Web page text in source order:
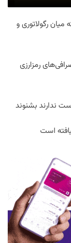
میان رگولاتوری و
رمزارزی
است